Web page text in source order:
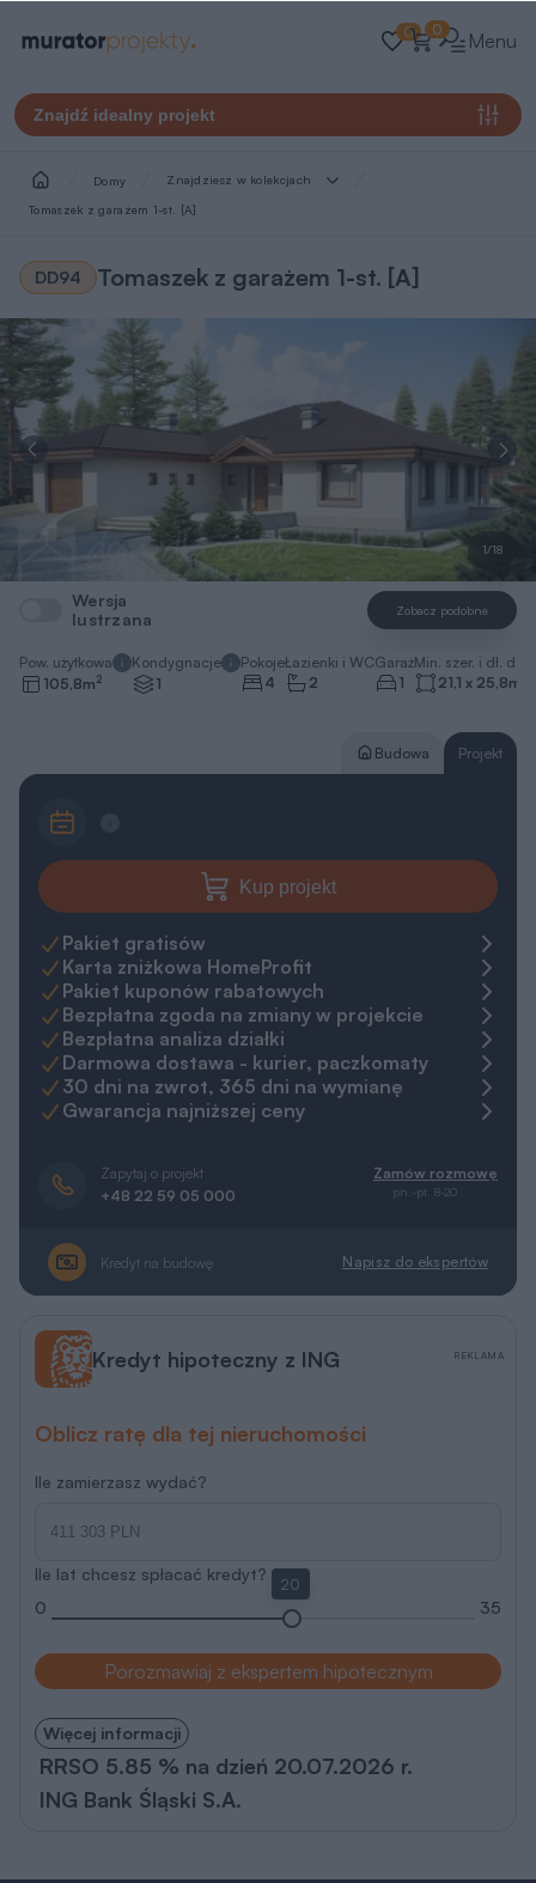
0 0 Menu
Znajdź idealny projekt
Domy Znajdziesz w kolekcjach
Tomaszek z garażem 1-st. [A]
DD94 Tomaszek z garażem 1-st. [A]
1/18
Wersja
lustrzana
Zobacz podobne
Pow. użytkowa
105,8m2
Kondygnacje
1
Pokoje
4
Łazienki i WC
2
Garaż
1
Min. szer. i dł.
21,1 x 25,8m
Budowa Projekt
Kup projekt
Pakiet gratisów
Karta zniżkowa HomeProfit
Pakiet kuponów rabatowych
Bezpłatna zgoda na zmiany w projekcie
Bezpłatna analiza działki
Darmowa dostawa - kurier, paczkomaty
30 dni na zwrot, 365 dni na wymianę
Gwarancja najniższej ceny
Zapytaj o projekt
+48 22 59 05 000
Zamów rozmowę
pn.-pt. 8-20
Kredyt na budowę Napisz do ekspertów
Kredyt hipoteczny z ING
Oblicz ratę dla tej nieruchomości
Ile zamierzasz wydać?
Ile lat chcesz spłacać kredyt?
0
20
35
Porozmawiaj z ekspertem hipotecznym
Więcej informacji
RRSO 5.85 % na dzień 20.07.2026 r.
ING Bank Śląski S.A.
REKLAMA